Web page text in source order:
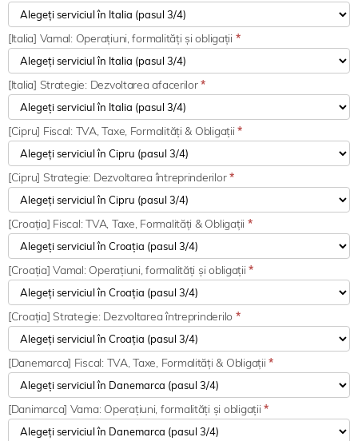
[Italia] Vamal: Operațiuni, formalități și obligații *
[Italia] Strategie: Dezvoltarea afacerilor*
[Cipru] Fiscal: TVA, Taxe, Formalități & Obligații*
[Cipru] Strategie: Dezvoltarea întreprinderilor*
[Croația] Fiscal: TVA, Taxe, Formalități & Obligații *
[Croația] Vamal: Operațiuni, formalități și obligații*
[Croația] Strategie: Dezvoltarea întreprinderilo *
[Danemarca] Fiscal: TVA, Taxe, Formalități & Obligații*
[Danimarca] Vama: Operațiuni, formalități și obligații*